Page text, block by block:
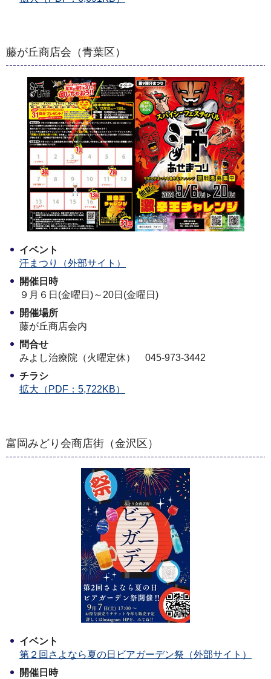
藤が丘商店会（青葉区）
イベント
汗まつり（外部サイト）
開催日時
９月６日(金曜日)～20日(金曜日)
開催場所
藤が丘商店会内
問合せ
みよし治療院（火曜定休） 045-973-3442
チラシ
拡大（PDF：5,722KB）
富岡みどり会商店街（金沢区）
イベント
第２回さよなら夏の日ビアガーデン祭（外部サイト）
開催日時